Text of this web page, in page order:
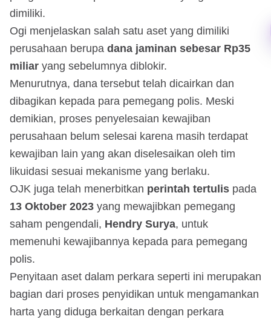
dimiliki.
Ogi menjelaskan salah satu aset yang dimiliki
perusahaan berupa dana jaminan sebesar Rp35
miliar yang sebelumnya diblokir.
Menurutnya, dana tersebut telah dicairkan dan
dibagikan kepada para pemegang polis. Meski
demikian, proses penyelesaian kewajiban
perusahaan belum selesai karena masih terdapat
kewajiban lain yang akan diselesaikan oleh tim
likuidasi sesuai mekanisme yang berlaku.
OJK juga telah menerbitkan perintah tertulis pada
13 Oktober 2023 yang mewajibkan pemegang
saham pengendali, Hendry Surya, untuk
memenuhi kewajibannya kepada para pemegang
polis.
Penyitaan aset dalam perkara seperti ini merupakan
bagian dari proses penyidikan untuk mengamankan
harta yang diduga berkaitan dengan perkara